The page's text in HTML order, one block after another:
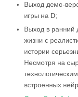
Выход демо-
игры на D;
Выход в ранний
жизни с
истории
Несмотря на
встроенных